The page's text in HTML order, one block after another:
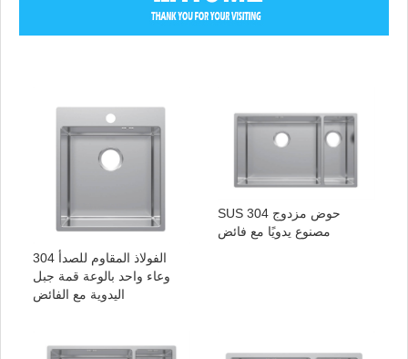
الفولاذ المقاوم للصدأ 304
وعاء واحد بالوعة قمة جبل
اليدوية مع الفائض
SUS 304 حوض مزدوج
مصنوع يدويًا مع فائض